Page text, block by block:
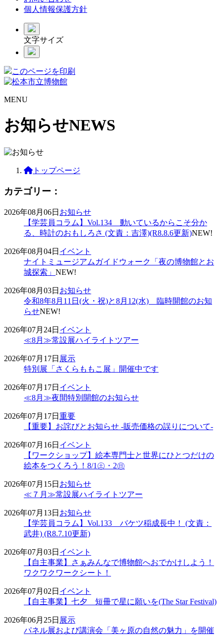
個人情報保護方針
文字サイズ
このページを印刷
MENU
お知らせNEWS
トップページ
カテゴリー：
2026年08月06日 お知らせ
【学芸員コラム】Vol.134 動いているからこそ分か
る、時計のおもしろさ (文責：吉澤)(R8.8.6更新)NEW!
2026年08月04日 イベント
ナイトミュージアムガイドウォーク「夜の博物館とお
城探索」 NEW!
2026年08月03日 お知らせ
令和8年8月11日(火・祝)と8月12(水) 臨時開館のお知
らせNEW!
2026年07月24日 イベント
≪8月≫常設展ハイライトツアー
2026年07月17日 展示
特別展「さくらももこ展」開催中です
2026年07月17日 イベント
≪8月≫夜間特別開館のお知らせ
2026年07月17日 重要
【重要】お詫びとお知らせ -販売価格の誤りについて-
2026年07月16日 イベント
【ワークショップ】絵本専門士と世界にひとつだけの
絵本をつくろう！8/1㊏・2㊐
2026年07月15日 お知らせ
≪７月≫常設展ハイライトツアー
2026年07月13日 お知らせ
【学芸員コラム】Vol.133 バケツ稲成長中！ (文責：
武井) (R8.7.10更新)
2026年07月03日 イベント
【自主事業】さぁみんなで博物館へおでかけしよう！
ワクワクワークシート！
2026年07月02日 イベント
【自主事業】七夕 短冊で星に願いを(The Star Festival)
2026年06月25日 展示
パネル展および講演会「美ヶ原の自然の魅力」を開催